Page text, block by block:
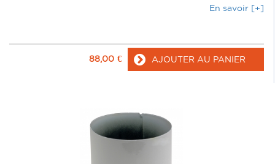
En savoir [+]
88,00 € AJOUTER AU PANIER